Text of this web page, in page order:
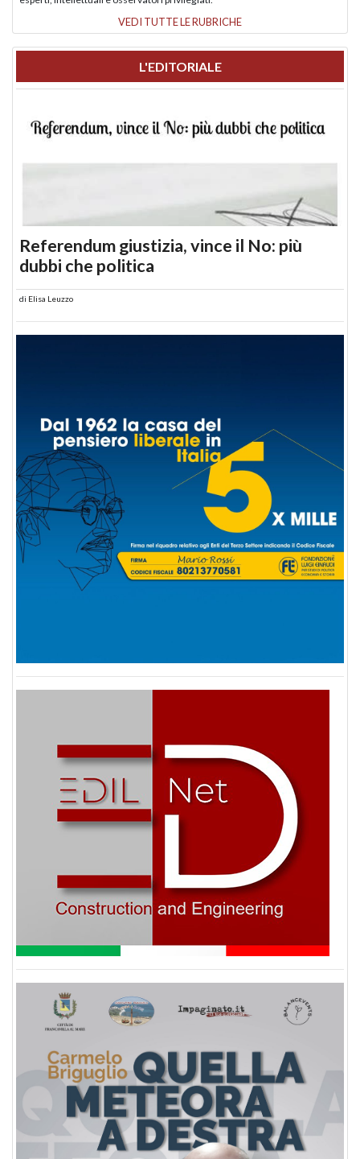
VEDI TUTTE LE RUBRICHE
L'EDITORIALE
Referendum giustizia, vince il No: più
dubbi che politica
di Elisa Leuzzo